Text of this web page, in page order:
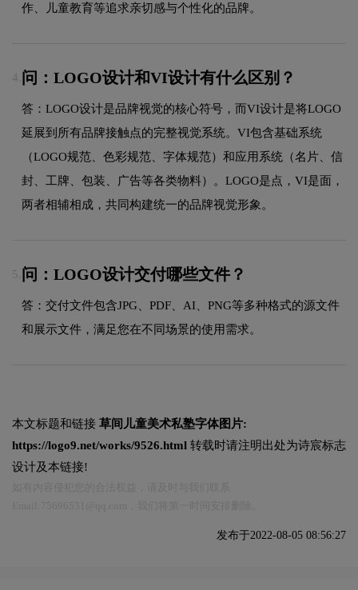
作、儿童教育等追求亲切感与个性化的品牌。
4. 问：LOGO设计和VI设计有什么区别？
答：LOGO设计是品牌视觉的核心符号，而VI设计是将LOGO
延展到所有品牌接触点的完整视觉系统。VI包含基础系统
（LOGO规范、色彩规范、字体规范）和应用系统（名片、信
封、工牌、包装、广告等各类物料）。LOGO是点，VI是面，
两者相辅相成，共同构建统一的品牌视觉形象。
5. 问：LOGO设计交付哪些文件？
答：交付文件包含JPG、PDF、AI、PNG等多种格式的源文件
和展示文件，满足您在不同场景的使用需求。
本文标题和链接 草间儿童美术私塾字体图片:
https://logo9.net/works/9526.html 转载时请注明出处为诗宸标志
设计及本链接!
发布于2022-08-05 08:56:27